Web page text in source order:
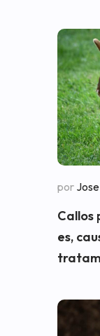
por Jose
Callos
es,